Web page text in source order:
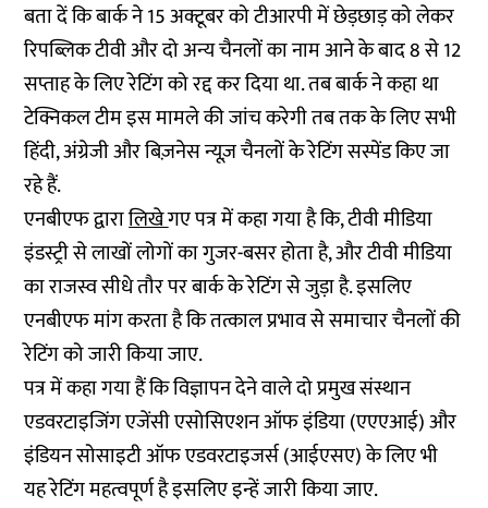
बता दें कि बार्क ने 15 अक्टूबर को टीआरपी में छेड़छाड़ को लेकर
रिपब्लिक टीवी और दो अन्य चैनलों का नाम आने के बाद 8 से 12
सप्ताह के लिए रेटिंग को रद्द कर दिया था. तब बार्क ने कहा था
टेक्निकल टीम इस मामले की जांच करेगी तब तक के लिए सभी
हिंदी, अंग्रेजी और बिज़नेस न्यूज़ चैनलों के रेटिंग सस्पेंड किए जा
रहे हैं.
एनबीएफ द्वारालिखेगए पत्र में कहा गया है कि, टीवी मीडिया
इंडस्ट्री से लाखों लोगों का गुजर-बसर होता है, और टीवी मीडिया
का राजस्व सीधे तौर पर बार्क के रेटिंग से जुड़ा है. इसलिए
एनबीएफ मांग करता है कि तत्काल प्रभाव से समाचार चैनलों की
रेटिंग को जारी किया जाए.
पत्र में कहा गया हैं कि विज्ञापन देने वाले दो प्रमुख संस्थान
एडवरटाइजिंग एजेंसी एसोसिएशन ऑफ इंडिया (एएएआई) और
इंडियन सोसाइटी ऑफ एडवरटाइजर्स (आईएसए) के लिए भी
यह रेटिंग महत्वपूर्ण है इसलिए इन्हें जारी किया जाए.